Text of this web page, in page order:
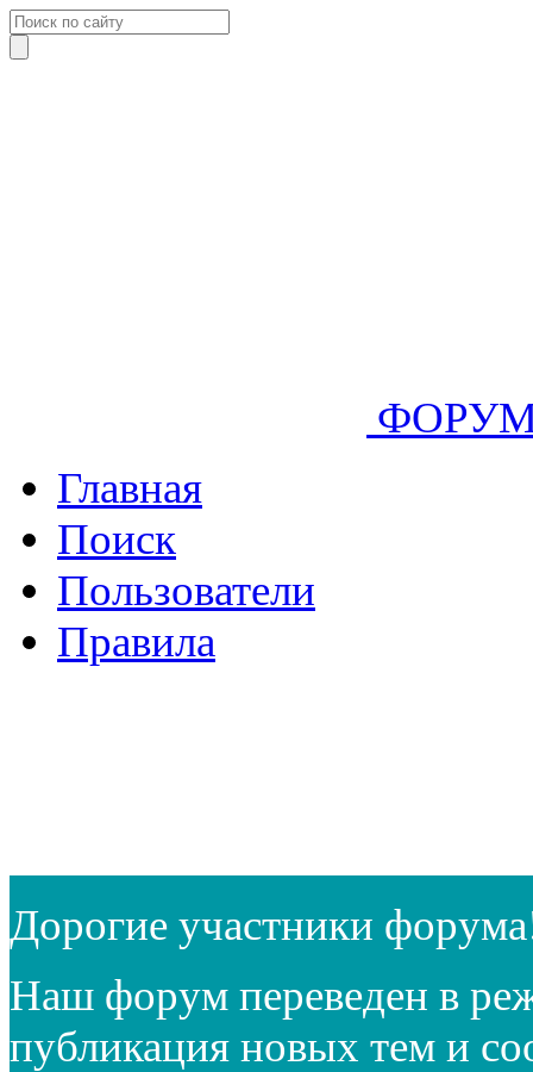
Главная
Поиск
Пользователи
Правила
Дорогие участники
Наш форум переведен в
публикация новых тем и